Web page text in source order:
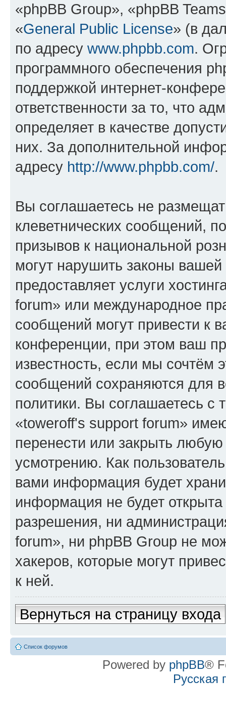
«phpBB Group», «phpBB
«General Public License» (в
по адресу www.phpbb.com.
программного обеспечения
поддержкой интернет-
ответственности за то, что
определяет в качестве
них. За дополнительной
адресу http://www.phpbb.com/.
Вы соглашаетесь не
клеветнических сообщений,
призывов к национальной
могут нарушить законы
предоставляет услуги
forum» или международное
сообщений могут привести к
конференции, при этом ваш
известность, если мы сочтём
сообщений сохраняются для
политики. Вы соглашаетесь
«toweroff's support forum»
перенести или закрыть
усмотрению. Как
вами информация будет
информация не будет
разрешения, ни
forum», ни phpBB Group не
хакеров, которые могут
к ней.
Вернуться на страницу входа
Список форумов
Powered by phpBB®
Русская